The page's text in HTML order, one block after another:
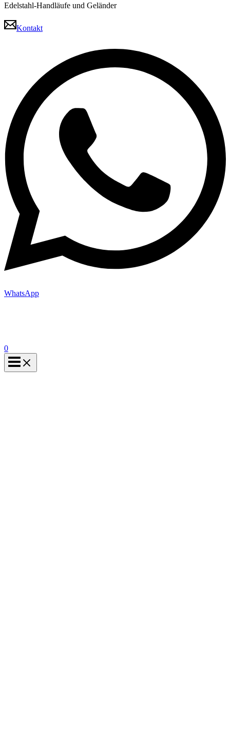
Edelstahl-Handläufe und Geländer
Kontakt
WhatsApp
0